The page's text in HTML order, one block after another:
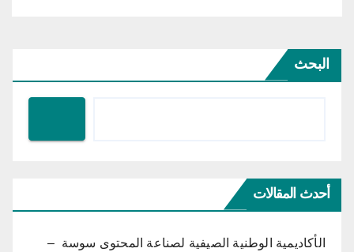
البحث
أحدث المقالات
الأكاديمية الوطنية الصيفية لصناعة المحتوى سوسة –